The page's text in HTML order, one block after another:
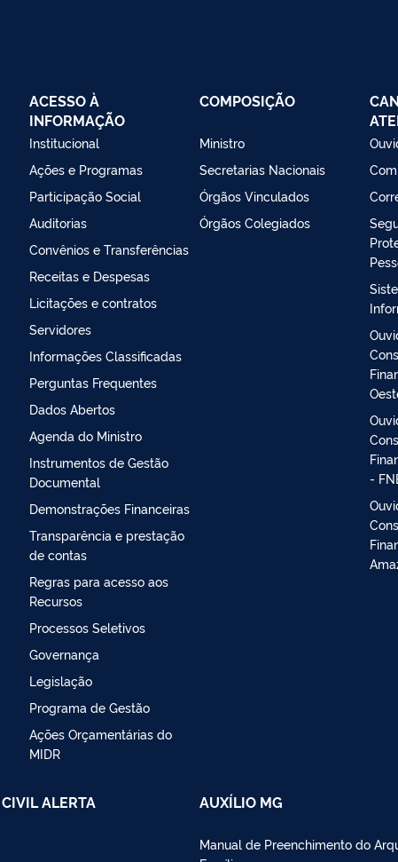
ACESSO À
INFORMAÇÃO
Institucional
Ações e Programas
Participação Social
Auditorias
Convênios e Transferências
Receitas e Despesas
Licitações e contratos
Servidores
Informações Classificadas
Perguntas Frequentes
Dados Abertos
Agenda do Ministro
Instrumentos de Gestão
Documental
Demonstrações Financeiras
Transparência e prestação
de contas
Regras para acesso aos
Recursos
Processos Seletivos
Governança
Legislação
Programa de Gestão
Ações Orçamentárias do
MIDR
COMPOSIÇÃO
Ministro
Secretarias Nacionais
Órgãos Vinculados
Órgãos Colegiados
-
ALERTA AUXÍLIO MG
Manual de Preenchimento do